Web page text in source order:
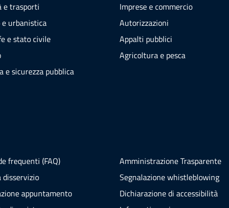
e trasporti
e urbanistica
e stato civile
e sicurezza pubblica
Imprese e commercio
Autorizzazioni
Appalti pubblici
Agricoltura e pesca
frequenti (FAQ)
disservizio
appuntamento
Amministrazione Trasparente
Segnalazione whistleblowing
Dichiarazione di accessibilità